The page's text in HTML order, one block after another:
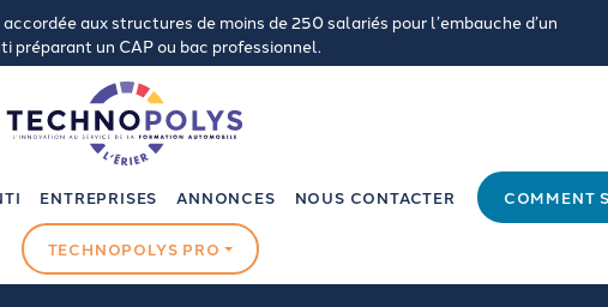
aux structures de moins de 250 salariés pour l’embauche d’un
préparant un CAP ou bac professionnel.
ENTREPRISES ANNONCES NOUS CONTACTER COMMENT
TECHNOPOLYS PRO